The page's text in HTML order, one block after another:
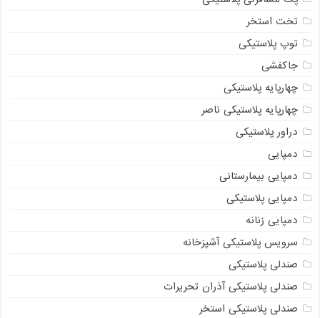
تخت استخر
توپ پلاستیکی
جاکفشی
چهارپایه پلاستیکی
چهارپایه پلاستیکی ناصر
دراور پلاستیکی
دمپایی
دمپایی بیمارستانی
دمپایی پلاستیکی
دمپایی زنانه
سرویس پلاستیکی آشپزخانه
صندلی پلاستیکی
صندلی پلاستیکی آذران تحریرات
صندلی پلاستیکی استخر